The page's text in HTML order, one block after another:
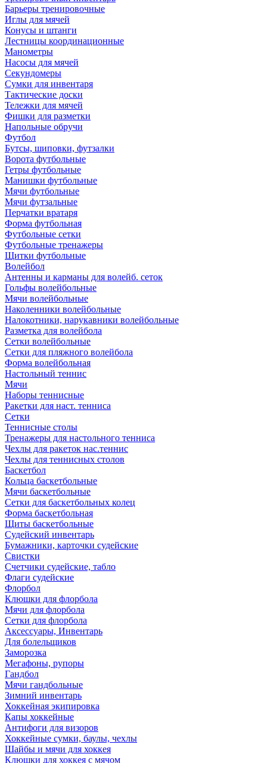
Барьеры тренировочные
Иглы для мячей
Конусы и штанги
Лестницы координационные
Манометры
Насосы для мячей
Секундомеры
Сумки для инвентаря
Тактические доски
Тележки для мячей
Фишки для разметки
Напольные обручи
Футбол
Бутсы, шиповки, футзалки
Ворота футбольные
Гетры футбольные
Манишки футбольные
Мячи футбольные
Мячи футзальные
Перчатки вратаря
Форма футбольная
Футбольные сетки
Футбольные тренажеры
Щитки футбольные
Волейбол
Антенны и карманы для волейб. сеток
Гольфы волейбольные
Мячи волейбольные
Наколенники волейбольные
Налокотники, нарукавники волейбольные
Разметка для волейбола
Сетки волейбольные
Сетки для пляжного волейбола
Форма волейбольная
Настольный теннис
Мячи
Наборы теннисные
Ракетки для наст. тенниса
Сетки
Теннисные столы
Тренажеры для настольного тенниса
Чехлы для ракеток нас.теннис
Чехлы для теннисных столов
Баскетбол
Кольца баскетбольные
Мячи баскетбольные
Сетки для баскетбольных колец
Форма баскетбольная
Щиты баскетбольные
Судейский инвентарь
Бумажники, карточки судейские
Свистки
Счетчики судейские, табло
Флаги судейские
Флорбол
Клюшки для флорбола
Мячи для флорбола
Сетки для флорбола
Аксессуары, Инвентарь
Для болельщиков
Заморозка
Мегафоны, рупоры
Гандбол
Мячи гандбольные
Зимний инвентарь
Хоккейная экипировка
Капы хоккейные
Антифоги для визоров
Хоккейные сумки, баулы, чехлы
Шайбы и мячи для хоккея
Клюшки для хоккея с мячом